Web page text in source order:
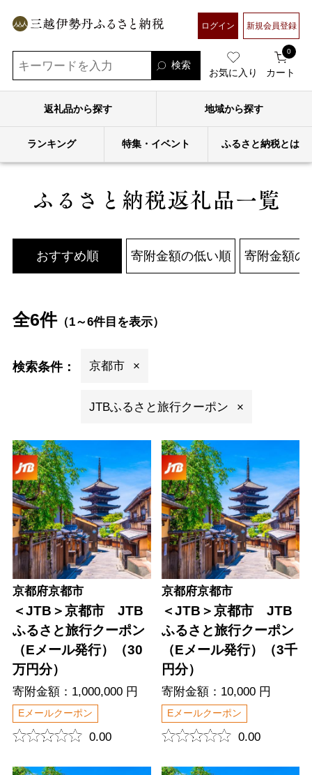
三越伊勢丹ふるさと納税
ログイン 新規会員登録
お気に入り
0
カート
返礼品から探す 地域から探す
ランキング 特集・イベント ふるさと納税とは
おすすめ順 寄附金額の低い順 寄附金額の
全6件（1～6件目を表示）
検索条件： 京都市
JTBふるさと旅行クーポン
京都府京都市
＜JTB＞京都市 JTB
ふるさと旅行クーポン
（Eメール発行）（30
万円分）
寄附金額：1,000,000 円
Eメールクーポン
0.00
京都府京都市
＜JTB＞京都市 JTB
ふるさと旅行クーポン
（Eメール発行）（3千
円分）
寄附金額：10,000 円
Eメールクーポン
0.00